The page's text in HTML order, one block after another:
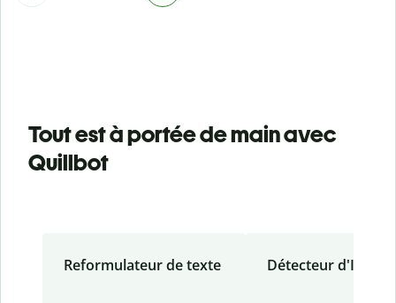
Tout est à portée de main avec
Quillbot
Reformulateur de texte Détecteur d'IA